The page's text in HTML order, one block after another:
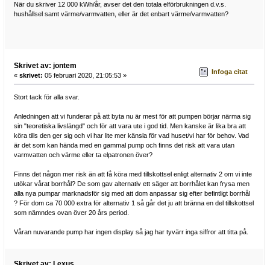
När du skriver 12 000 kWh/år, avser det den totala elförbrukningen d.v.s.
hushållsel samt värme/varmvatten, eller är det enbart värme/varmvatten?
Skrivet av: jontem
« skrivet: 05 februari 2020, 21:05:53 » Infoga citat
Stort tack för alla svar.
Anledningen att vi funderar på att byta nu är mest för att pumpen börjar närma sig
sin "teoretiska livslängd" och för att vara ute i god tid. Men kanske är lika bra att
köra tills den ger sig och vi har lite mer känsla för vad huset/vi har för behov. Vad
är det som kan hända med en gammal pump och finns det risk att vara utan
varmvatten och värme eller ta elpatronen över?
Finns det någon mer risk än att få köra med tillskottsel enligt alternativ 2 om vi inte
utökar vårat borrhål? De som gav alternativ ett säger att borrhålet kan frysa men
alla nya pumpar marknadsför sig med att dom anpassar sig efter befintligt borrhål
? För dom ca 70 000 extra för alternativ 1 så går det ju att bränna en del tillskottsel
som nämndes ovan över 20 års period.
Våran nuvarande pump har ingen display så jag har tyvärr inga siffror att titta på.